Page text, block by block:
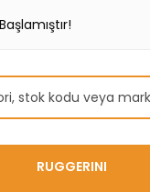
RUGGERINI